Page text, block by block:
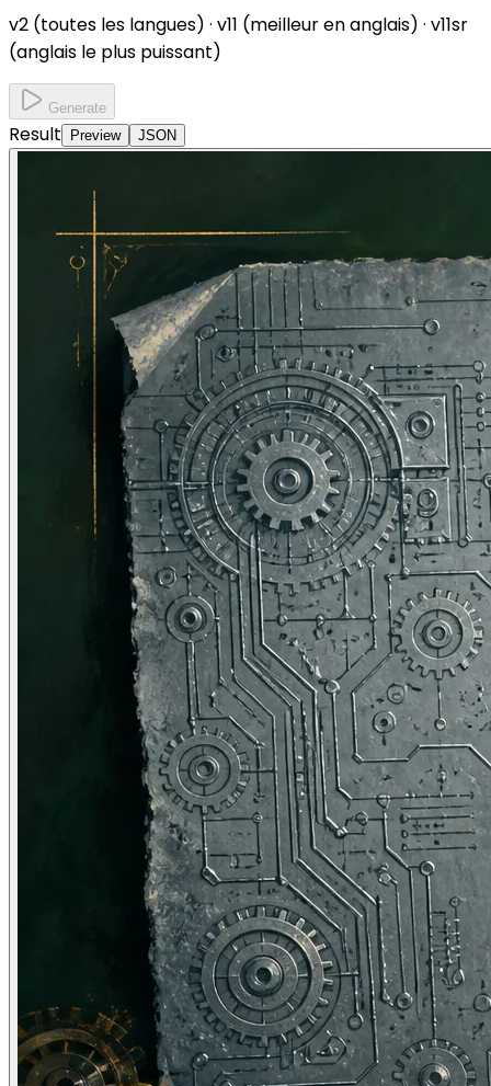
v2 (toutes les langues) · v11 (meilleur en anglais) · v11sr
(anglais le plus puissant)
Generate
Result Preview JSON